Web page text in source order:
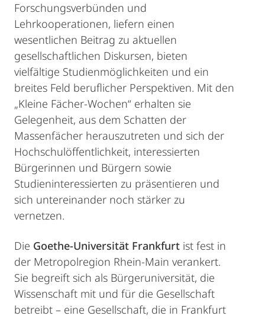
Forschungsverbünden und
Lehrkooperationen, liefern einen
wesentlichen Beitrag zu aktuellen
gesellschaftlichen Diskursen, bieten
vielfältige Studienmöglichkeiten und ein
breites Feld beruflicher Perspektiven. Mit den
„Kleine Fächer-Wochen“ erhalten sie
Gelegenheit, aus dem Schatten der
Massenfächer herauszutreten und sich der
Hochschulöffentlichkeit, interessierten
Bürgerinnen und Bürgern sowie
Studieninteressierten zu präsentieren und
sich untereinander noch stärker zu
vernetzen.
Die Goethe-Universität Frankfurt ist fest in
der Metropolregion Rhein-Main verankert.
Sie begreift sich als Bürgeruniversität, die
Wissenschaft mit und für die Gesellschaft
betreibt – eine Gesellschaft, die in Frankfurt